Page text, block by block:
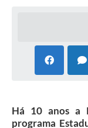
Há 10 anos a
programa